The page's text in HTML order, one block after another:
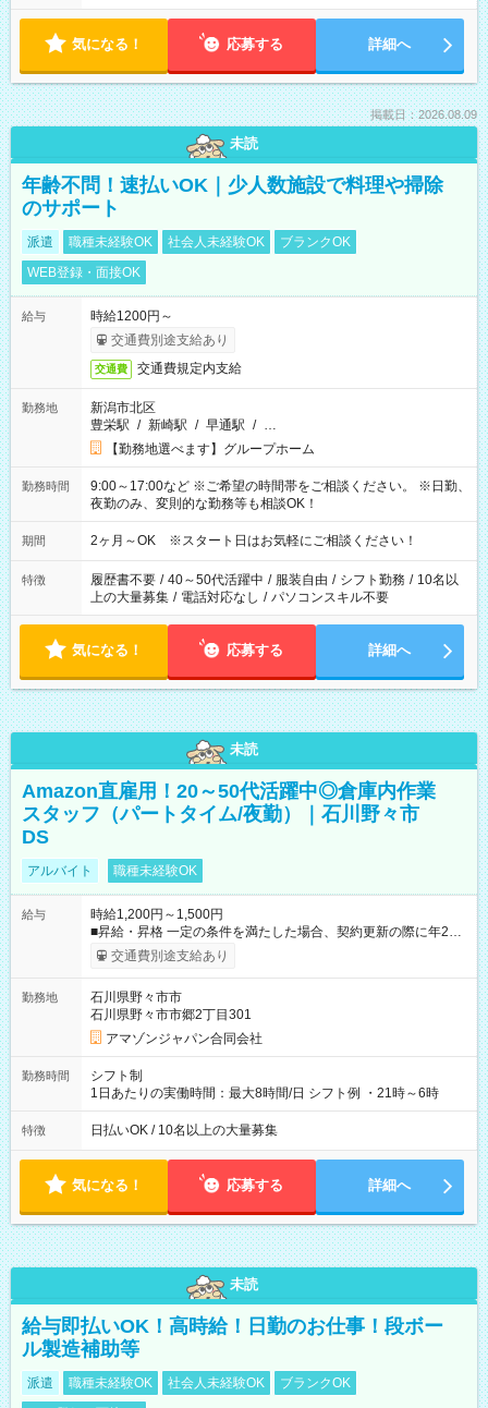
気になる！ 応募する 詳細へ
掲載日：2026.08.09
未読
年齢不問！速払いOK｜少人数施設で料理や掃除
のサポート
派遣 職種未経験OK 社会人未経験OK
ブランクOK
WEB登録・面接OK
給与
時給1200円～
交通費別途支給あり
交通費 交通費規定内支給
勤務地
新潟市北区
豊栄駅 / 新崎駅 / 早通駅 / …
【勤務地選べます】グループホーム
勤務時間
9:00～17:00など ※ご希望の時間帯をご相談ください。 ※日勤、
夜勤のみ、変則的な勤務等も相談OK！
期間 2ヶ月～OK ※スタート日はお気軽にご相談ください！
特徴 履歴書不要 / 40～50代活躍中 / 服装自由 / シフト勤務 / 10名以
上の大量募集 / 電話対応なし / パソコンスキル不要
気になる！ 応募する 詳細へ
未読
Amazon直雇用！20～50代活躍中◎倉庫内作業
スタッフ（パートタイム/夜勤）｜石川野々市
DS
アルバイト 職種未経験OK
給与
時給1,200円～1,500円
■昇給・昇格 一定の条件を満たした場合、契約更新の際に年2回
まで昇給の機会があります。 ■正社員登用制度あり ※月末締/翌
月25日支払い ※時間外手当、別途支給 ※深夜割増賃金 (22:00～
☆Amazon直雇用で安定して働けます！ 【試用期間】試用期間
あり 試用期間の長さ：1週間 雇用形態、給与は本採用時と同じ
です。
交通費別途支給あり
勤務地
石川県野々市市
石川県野々市市郷2丁目301
アマゾンジャパン合同会社
勤務時間
シフト制
1日あたりの実働時間：最大8時間/日 シフト例 ・21時～6時
特徴 日払いOK / 10名以上の大量募集
気になる！ 応募する 詳細へ
未読
給与即払いOK！高時給！日勤のお仕事！段ボー
ル製造補助等
派遣 職種未経験OK 社会人未経験OK
ブランクOK